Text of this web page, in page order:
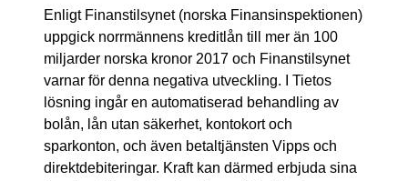
Enligt Finanstilsynet (norska Finansinspektionen)
uppgick norrmännens kreditlån till mer än 100
miljarder norska kronor 2017 och Finanstilsynet
varnar för denna negativa utveckling. I Tietos
lösning ingår en automatiserad behandling av
bolån, lån utan säkerhet, kontokort och
sparkonton, och även betaltjänsten Vipps och
direktdebiteringar. Kraft kan därmed erbjuda sina